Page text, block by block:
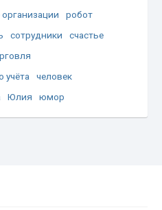
робот
сотрудники
счастье
учёта
человек
Юлия юмор